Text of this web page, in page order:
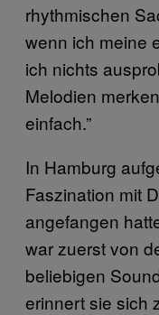
rhythmischen
wenn ich meine
ich nichts
Melodien
einfach.”
In Hamburg
Faszination mit
angefangen
war zuerst von
beliebigen
erinnert sie sich